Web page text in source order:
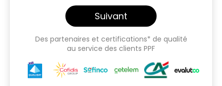
Suivant
Des partenaires et certifications* de qualité
au service des clients PPF